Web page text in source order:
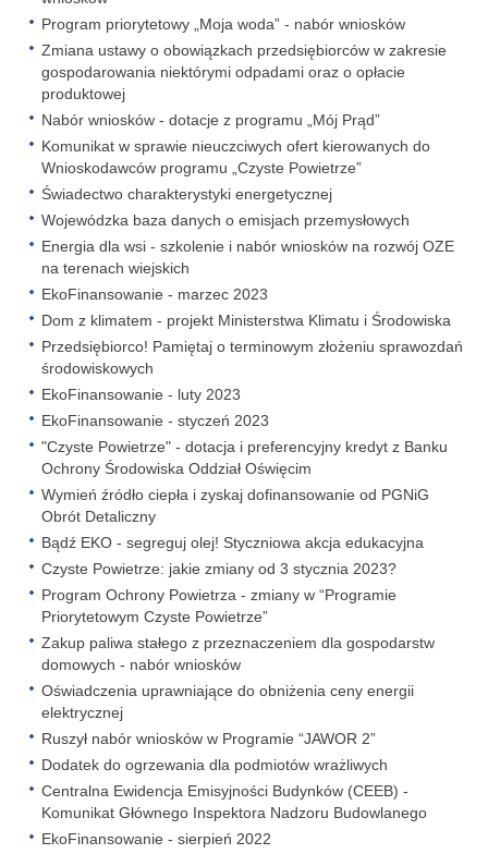
Program priorytetowy „Moja woda” - nabór wniosków
Zmiana ustawy o obowiązkach przedsiębiorców w zakresie
gospodarowania niektórymi odpadami oraz o opłacie
produktowej
Nabór wniosków - dotacje z programu „Mój Prąd”
Komunikat w sprawie nieuczciwych ofert kierowanych do
Wnioskodawców programu „Czyste Powietrze”
Świadectwo charakterystyki energetycznej
Wojewódzka baza danych o emisjach przemysłowych
Energia dla wsi - szkolenie i nabór wniosków na rozwój OZE
na terenach wiejskich
EkoFinansowanie - marzec 2023
Dom z klimatem - projekt Ministerstwa Klimatu i Środowiska
Przedsiębiorco! Pamiętaj o terminowym złożeniu sprawozdań
środowiskowych
EkoFinansowanie - luty 2023
EkoFinansowanie - styczeń 2023
"Czyste Powietrze" - dotacja i preferencyjny kredyt z Banku
Ochrony Środowiska Oddział Oświęcim
Wymień źródło ciepła i zyskaj dofinansowanie od PGNiG
Obrót Detaliczny
Bądź EKO - segreguj olej! Styczniowa akcja edukacyjna
Czyste Powietrze: jakie zmiany od 3 stycznia 2023?
Program Ochrony Powietrza - zmiany w “Programie
Priorytetowym Czyste Powietrze”
Zakup paliwa stałego z przeznaczeniem dla gospodarstw
domowych - nabór wniosków
Oświadczenia uprawniające do obniżenia ceny energii
elektrycznej
Ruszył nabór wniosków w Programie “JAWOR 2”
Dodatek do ogrzewania dla podmiotów wrażliwych
Centralna Ewidencja Emisyjności Budynków (CEEB) -
Komunikat Głównego Inspektora Nadzoru Budowlanego
EkoFinansowanie - sierpień 2022